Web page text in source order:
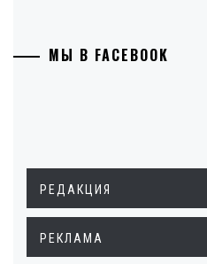
МЫ В FACEBOOK
РЕДАКЦИЯ
РЕКЛАМА